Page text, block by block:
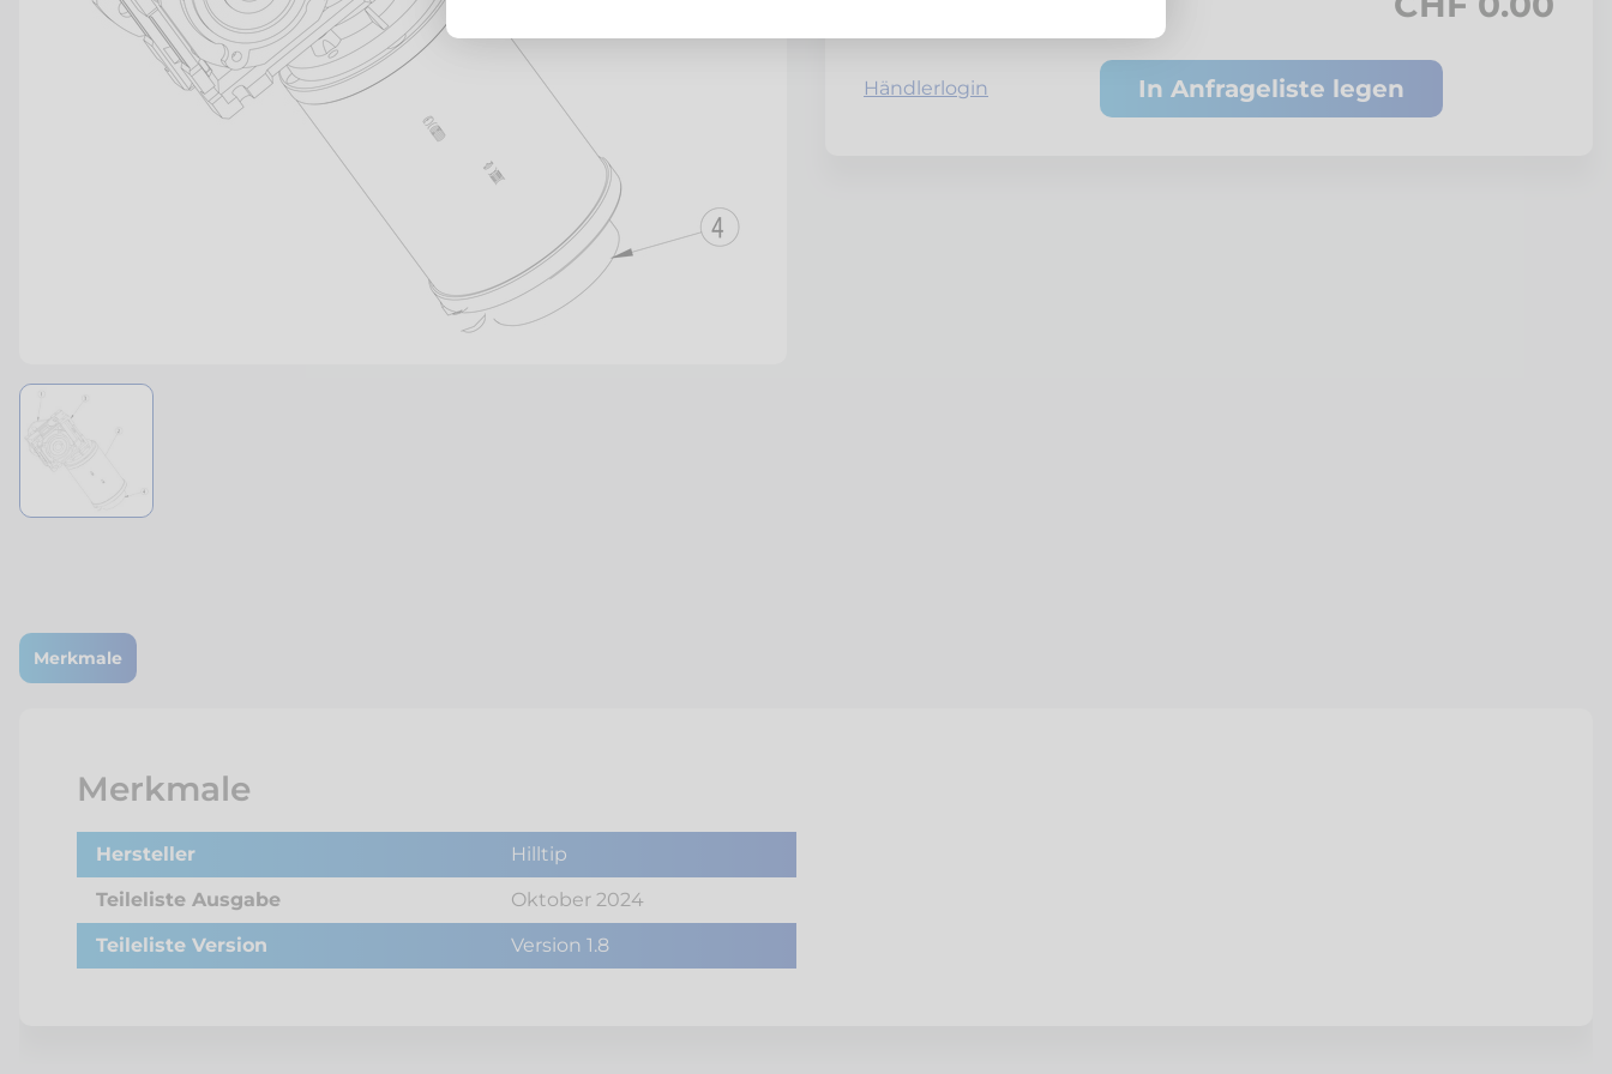
Händlerlogin In Anfrageliste legen
Merkmale
Merkmale
Hersteller
Hilltip
Teileliste Ausgabe
Oktober 2024
Teileliste Version
Version 1.8